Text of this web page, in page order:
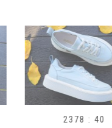
2378 : 40